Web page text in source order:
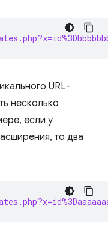
URL-
несколько
если у
то два